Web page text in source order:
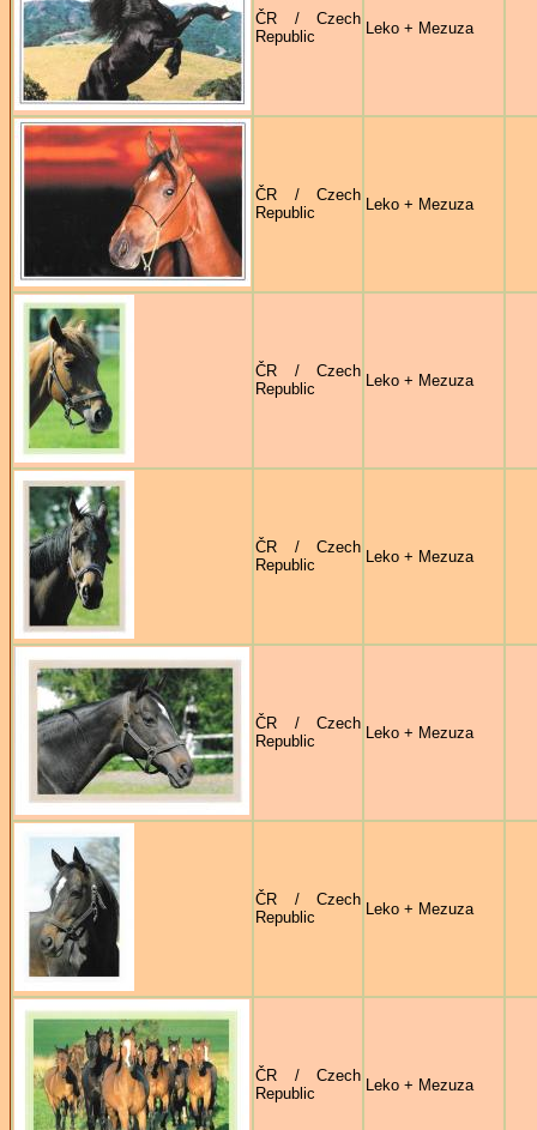
ČR / Czech
Republic
Leko + Mezuza
ČR / Czech
Republic
Leko + Mezuza
ČR / Czech
Republic
Leko + Mezuza
ČR / Czech
Republic
Leko + Mezuza
ČR / Czech
Republic
Leko + Mezuza
ČR / Czech
Republic
Leko + Mezuza
ČR / Czech
Republic
Leko + Mezuza